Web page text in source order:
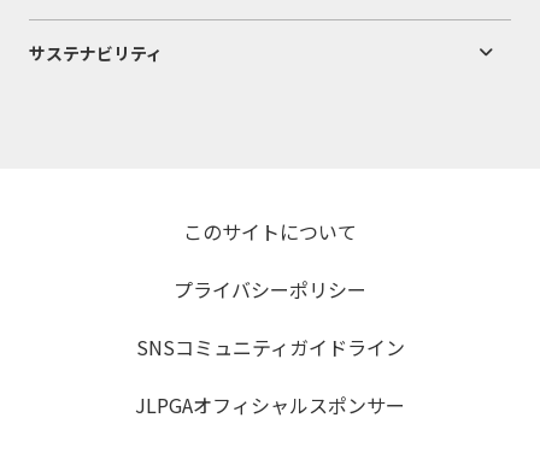
サステナビリティ
このサイトについて
プライバシーポリシー
SNSコミュニティガイドライン
JLPGAオフィシャルスポンサー